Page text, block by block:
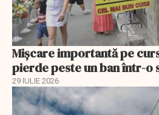
Mișcare importantă pe
pierde peste un ban într-o
29 IULIE 2026